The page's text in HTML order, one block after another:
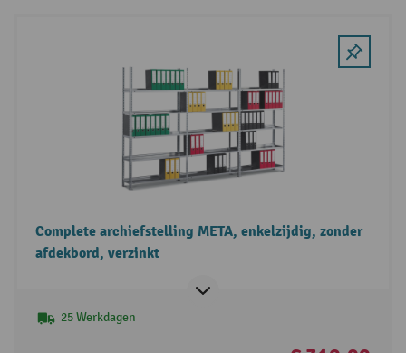
Complete archiefstelling META, enkelzijdig, zonder
afdekbord, verzinkt
25 Werkdagen